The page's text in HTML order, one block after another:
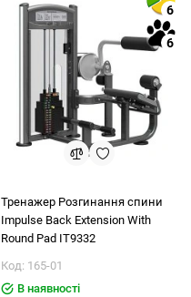
6
6
Тренажер Розгинання спини
Impulse Back Extension With
Round Pad IT9332
Код: 165-01
В наявності